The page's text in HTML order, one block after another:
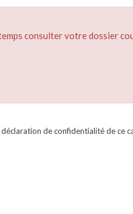
consulter votre dossier
de confidentialité de ce